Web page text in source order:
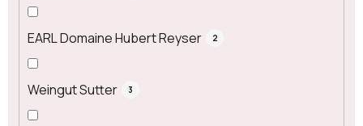
EARL Domaine Hubert Reyser 2
Weingut Sutter 3